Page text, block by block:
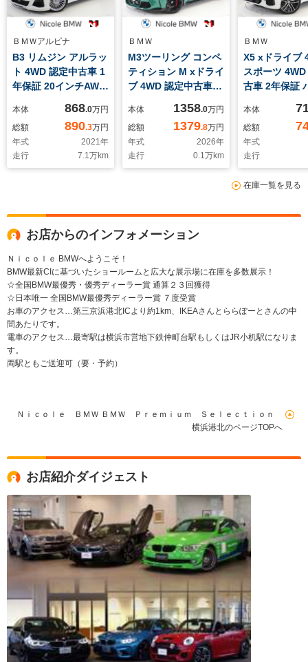
ＢＭＷアルピナ
B3 リムジン アルラッ
ト 4WD 認定中古車 1
年保証 20インチAW
アップディスプレイ
ブラックレザーシート
harman/kardon ガラ
スサンルーフ 全周囲
カメラ ステアリング
ティブLED USB
本体 868.0万円
総額
890.3万円
年式
2021年
走行
7.1万km
ＢＭＷ
M3ツーリング コンペ
ティション M xドライ
ブ 4WD 認定中古車 2
ドレザー
Harman/Kardon 19イ
ンチAW アクティブク
ルーズコントロール
パドルシフト 全周囲
突軽減 車線逸脱 ヘッ
ドアップディスプレイ
本体 1358.0万円
総額
1379.8万円
年式
2026年
走行
0.1万km
ＢＭＷ
X5 xドライブ
スポーツ
古車 2年保証
ブラウンレザ
harman/
ンチAW パドルシフト
全周囲カメラ 衝突軽
減 車線逸脱
ゲート フロン
ートアクセス
本体
総額
年式
走行
在庫一覧を見る
お店からのインフォメーション
Ｎｉｃｏｌｅ BMWへようこそ！
BMW最新CIに基づいたショールームと広大な展示場に在庫を多数展示！
☆全国BMW最優秀・優秀ディーラー賞 通算２３回獲得
☆日本唯一 全国BMW最優秀ディーラー賞 ７度受賞
お車のアクセス…第三京浜港北ICより約1km、IKEAさんとららぽーとさんの中
間あたりです。
電車のアクセス…最寄駅は横浜市営地下鉄仲町台駅もしくはJR小机駅になりま
す。
両駅ともご送迎可（要・予約）
Ｎｉｃｏｌｅ ＢＭＷ ＢＭＷ Ｐｒｅｍｉｕｍ Ｓｅｌｅｃｔｉｏｎ
横浜港北のページTOPへ
お店紹介ダイジェスト